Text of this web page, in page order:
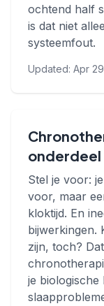
ochtend half
is dat niet
systeemfout.
Updated: Apr
onderdeel
Stel je voor:
voor, maar
kloktijd. En
bijwerkingen.
zijn, toch?
je biologische